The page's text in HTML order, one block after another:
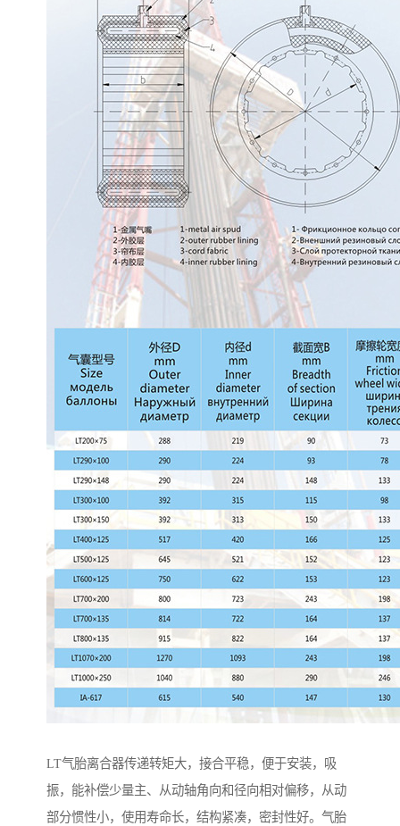
LT气胎离合器传递转矩大，接合平稳，便于安装，吸
振，能补偿少量主、从动轴角向和径向相对偏移，从动
部分惯性小，使用寿命长，结构紧凑，密封性好。气胎